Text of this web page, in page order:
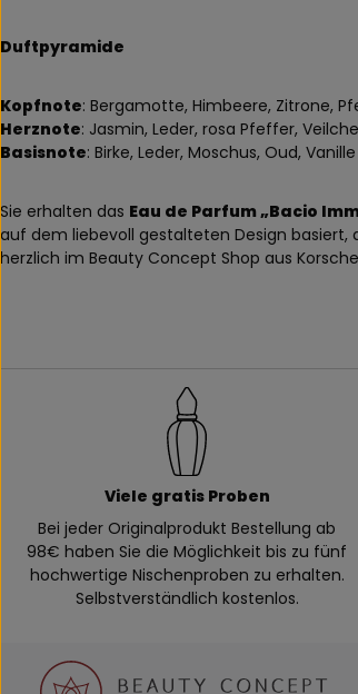
Duftpyramide
Kopfnote: Bergamotte, Himbeere, Zitrone,
Herznote: Jasmin, Leder, rosa Pfeffer,
Basisnote: Birke, Leder, Moschus, Oud, Vanille
Sie erhalten das Eau de Parfum „Bacio
auf dem liebevoll gestalteten Design
herzlich im Beauty Concept Shop aus
Viele gratis Proben
Bei jeder Originalprodukt Bestellung ab
98€ haben Sie die Möglichkeit bis zu fünf
hochwertige Nischenproben zu erhalten.
Selbstverständlich kostenlos.